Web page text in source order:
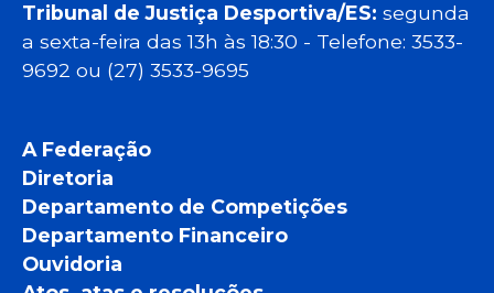
Tribunal de Justiça Desportiva/ES: segunda
a sexta-feira das 13h às 18:30 - Telefone: 3533-
9692 ou (27) 3533-9695
A Federação
Diretoria
Departamento de Competições
Departamento Financeiro
Ouvidoria